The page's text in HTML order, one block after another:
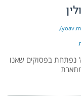
נפתחת בפסוקים שאנו
מתארת